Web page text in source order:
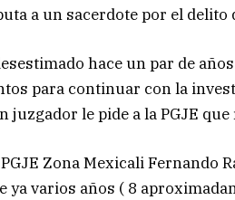
a un sacerdote por el delito
hace un par de
para continuar con la
le pide a la PGJE que
Zona Mexicali Fernando
ya varios años ( 8